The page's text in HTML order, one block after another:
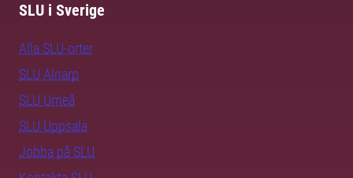
SLU i Sverige
Alla SLU-orter
SLU Alnarp
SLU Umeå
SLU Uppsala
Jobba på SLU